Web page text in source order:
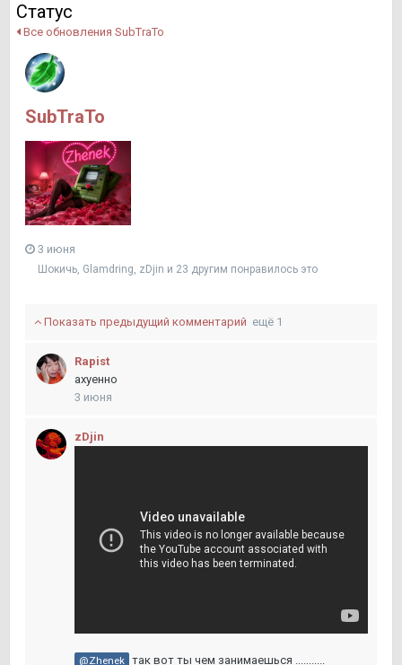
Статус
Все обновления SubTraTo
SubTraTo
3 июня
Шокичь Glamdring zDjin и 23 другим понравилось это
Показать предыдущий комментарий ещё 1
Rapist
ахуенно
3 июня
zDjin
@Zhenek так вот ты чем занимаешься ...........